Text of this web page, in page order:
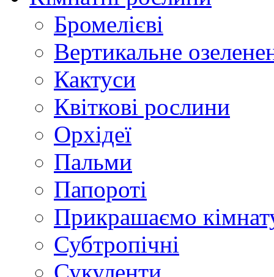
Бромелієві
Вертикальне
Кактуси
Квіткові рослини
Орхідеї
Пальми
Папороті
Прикрашаємо
Субтропічні